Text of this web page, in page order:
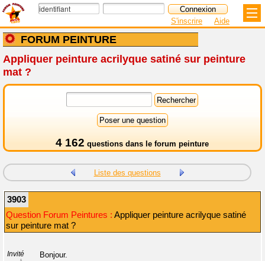
FORUM PEINTURE
S'inscrire Aide
Appliquer peinture acrilyque satiné sur peinture
mat ?
4 162 questions dans le forum peinture
Liste des questions
3903
Question Forum Peintures : Appliquer peinture acrilyque satiné
sur peinture mat ?
Invité
Bonjour.